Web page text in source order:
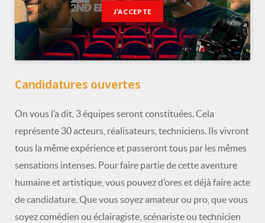
J’ACCEPTE
Candidatures ouvertes
On vous l’a dit, 3 équipes seront constituées. Cela
représente 30 acteurs, réalisateurs, techniciens. Ils vivront
tous la même expérience et passeront tous par les mêmes
sensations intenses. Pour faire partie de cette aventure
humaine et artistique, vous pouvez d’ores et déjà faire acte
de candidature. Que vous soyez amateur ou pro, que vous
soyez comédien ou éclairagiste, scénariste ou technicien